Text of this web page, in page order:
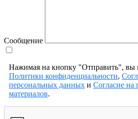
Сообщение
Нажимая на кнопку "Отправить", вы
Политики конфиденциальности,
персональных данных и Согласие на
материалов.